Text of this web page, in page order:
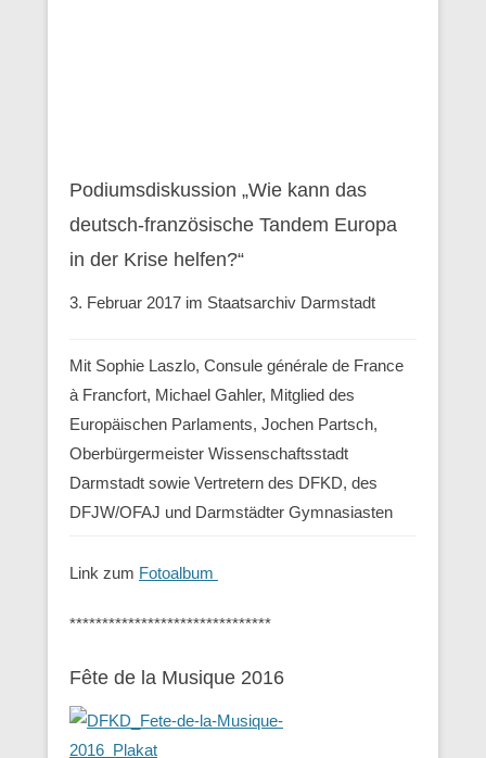
Podiumsdiskussion „Wie kann das
deutsch-französische Tandem Europa
in der Krise helfen?“
3. Februar 2017 im Staatsarchiv Darmstadt
Mit Sophie Laszlo, Consule générale de France
à Francfort, Michael Gahler, Mitglied des
Europäischen Parlaments, Jochen Partsch,
Oberbürgermeister Wissenschaftsstadt
Darmstadt sowie Vertretern des DFKD, des
DFJW/OFAJ und Darmstädter Gymnasiasten
Link zum Fotoalbum
*******************************
Fête de la Musique 2016